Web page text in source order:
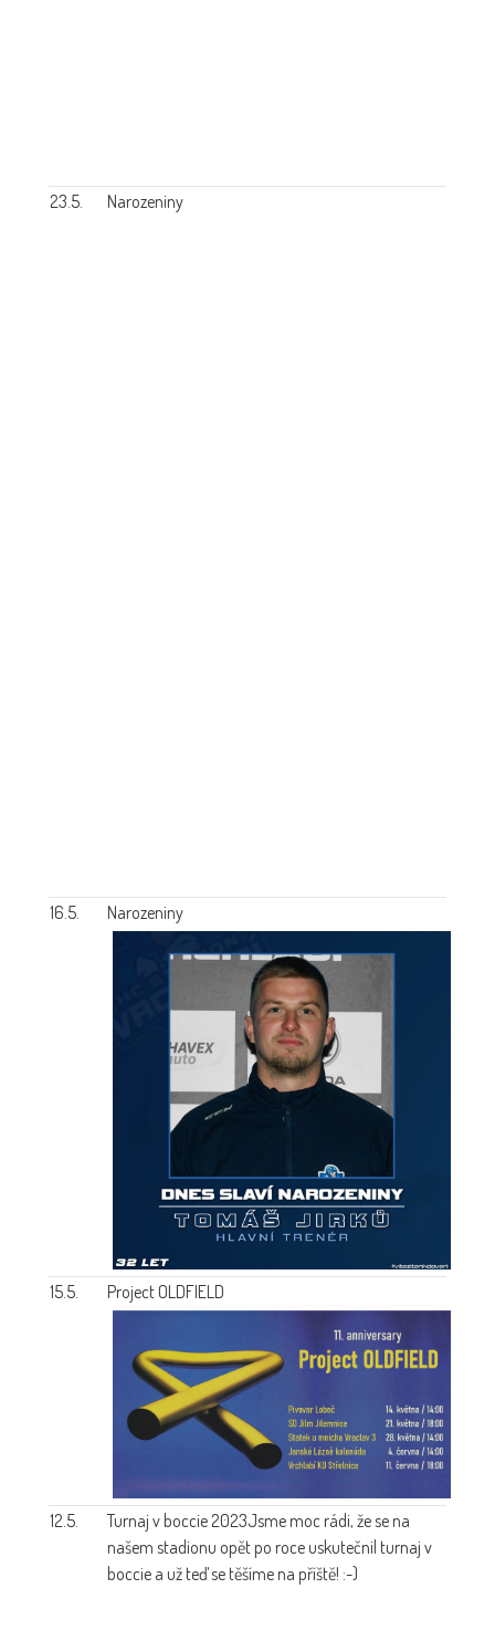
23.5. Narozeniny
16.5. Narozeniny
15.5. Project OLDFIELD
12.5. Turnaj v boccie 2023Jsme moc rádi, že se na
našem stadionu opět po roce uskutečnil turnaj v
boccie a už teď se těšíme na příště! :-)